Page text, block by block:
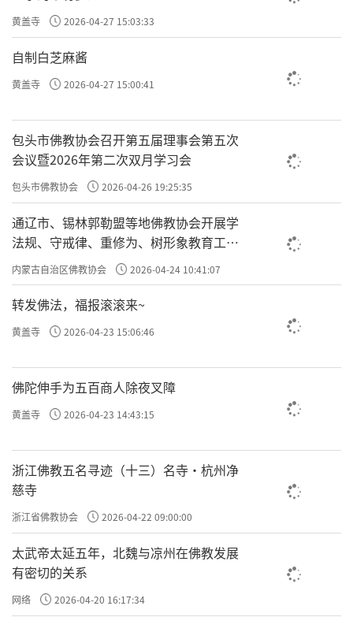
往期回顾
许方勇解读《了凡四训》（一）
许方勇解读《了凡四训》（二）
许方勇解读《了凡四训》（四）
许方勇解读《了凡四训》（五）
许方勇解读《了凡四训》（六）
责任编辑：勉淳
黄盖寺 2026-04-27 15:03:33
自制白芝麻酱
黄盖寺 2026-04-27 15:00:41
包头市佛教协会召开第五届理事会第五次
会议暨2026年第二次双月学习会
包头市佛教协会 2026-04-26 19:25:35
通辽市、锡林郭勒盟等地佛教协会开展学
法规、守戒律、重修为、树形象教育工作
专题学习会
内蒙古自治区佛教协会 2026-04-24 10:41:07
转发佛法，福报滚滚来~
黄盖寺 2026-04-23 15:06:46
佛陀伸手为五百商人除夜叉障
黄盖寺 2026-04-23 14:43:15
浙江佛教五名寻迹（十三）名寺·杭州净
慈寺
浙江省佛教协会 2026-04-22 09:00:00
太武帝太延五年，北魏与凉州在佛教发展
有密切的关系
网络 2026-04-20 16:17:34